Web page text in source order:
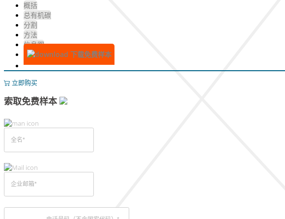
概括
总有机碳
分割
方法
信息图
下载免费样本
立即购买
索取免费样本